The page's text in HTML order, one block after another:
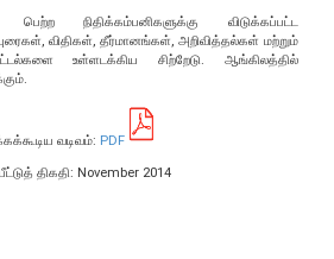
பெற்ற நிதிக்கம்பனிகளுக்கு விடுக்கப்பட்ட
விதிகள், தீர்மானங்கள், அறிவித்தல்கள் மற்றும்
உள்ளடக்கிய சிற்றேடு. ஆங்கிலத்தில்
வடிவம்: PDF
திகதி: November 2014